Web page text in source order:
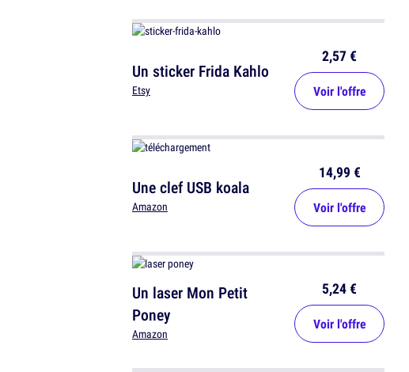
Un sticker Frida Kahlo
Etsy
2,57 €
Voir l'offre
Une clef USB koala
Amazon
14,99 €
Voir l'offre
Un laser Mon Petit
Poney
Amazon
5,24 €
Voir l'offre